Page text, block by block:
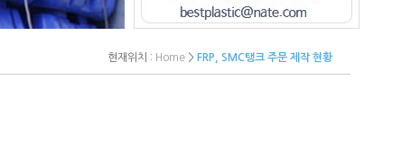
현재위치 : Home > FRP, SMC탱크 주문 제작 현황